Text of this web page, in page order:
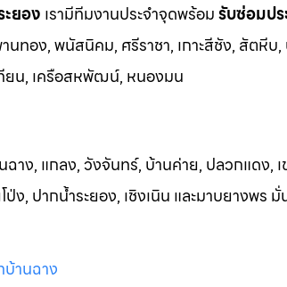
ะยอง เรามีทีมงานประจำจุดพร้อมรับซ่อมปร
นทอง, พนัสนิคม, ศรีราชา, เกาะสีชัง, สัตหี
ยน, เครือสหพัฒน์, หนองมน
ฉาง, แกลง, วังจันทร์, บ้านค่าย, ปลวกแดง
ป่ง, ปากน้ำระยอง, เชิงเนิน และมาบยางพร
บ้านฉาง